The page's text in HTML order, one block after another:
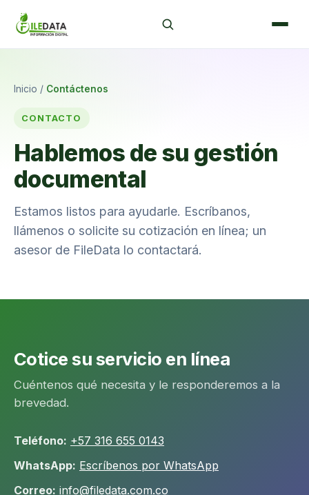
Inicio / Contáctenos
CONTACTO
Hablemos de su gestión
documental
Estamos listos para ayudarle. Escríbanos,
llámenos o solicite su cotización en línea; un
asesor de FileData lo contactará.
Cotice su servicio en línea
Cuéntenos qué necesita y le responderemos a la
brevedad.
Teléfono: +57 316 655 0143
WhatsApp: Escríbenos por WhatsApp
Correo: info@filedata.com.co